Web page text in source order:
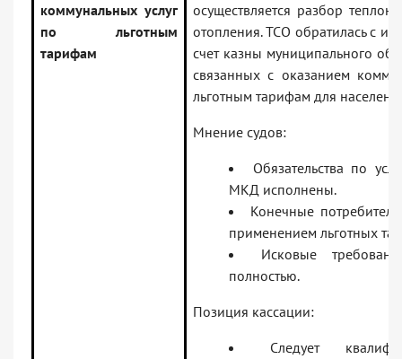
коммунальных услуг
по льготным
тарифам
осуществляется разбор
отопления. ТСО обратилась с
счет казны муниципального
связанных с оказанием
льготным тарифам для
Мнение судов:
Обязательства по
МКД исполнены.
Конечные
применением льготных
Исковые
полностью.
Позиция кассации:
Следует